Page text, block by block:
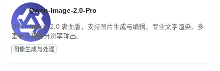
Qwen-Image-2.0-Pro
Qwen-Image-2.0 满血版，支持图片生成与编辑、专业文字渲染、多
图参考和高分辨率输出。
图像生成与处理